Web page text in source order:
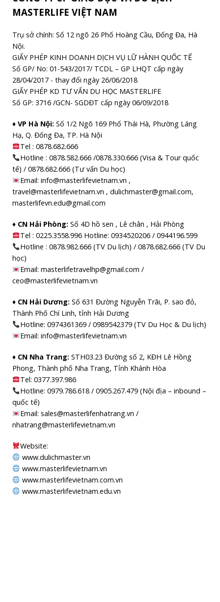
MASTERLIFE VIỆT NAM
Trụ sở chính: Số 12 ngõ 26 Phố Hoàng Cầu, Đống Đa, Hà
Nội.
GIẤY PHÉP KINH DOANH DỊCH VỤ LỮ HÀNH QUỐC TẾ
Số GP/ No: 01-543/2017/ TCDL – GP LHQT cấp ngày
28/04/2017 - thay đổi ngày 26/06/2018
GIẤY PHÉP KD TƯ VẤN DU HỌC MASTERLIFE
Số GP: 3716 /GCN- SGDĐT cấp ngày 06/09/2018
♦ VP Hà Nội: Số 1/2 Ngõ 169 Phố Thái Hà, Phường Láng
Hạ, Q. Đống Đa, TP. Hà Nội
Tel :0878.682.666
Hotline : 0878.582.666 /0878.330.666 (Visa & Tour quốc
tế) / 0878.682.666 (Tư vấn Du học)
Email: info@masterlifevietnam.vn ,
travel@masterlifevietnam.vn , dulichmaster@gmail.com,
masterlifevn.edu@gmail.com
♦ CN Hải Phòng: Số 4D hồ sen , Lê chân , Hải Phòng
Tel : 0225.3558.996 Hotline: 0934520206 / 0944196.599
Hotline : 0878.982.666 (TV Du lịch) / 0878.682.666 (TV Du
học)
Email: masterlifetravelhp@gmail.com /
ceo@masterlifevietnam.vn
♦ CN Hải Dương: Số 631 Đường Nguyễn Trãi, P. sao đỏ,
Thành Phố Chí Linh, tỉnh Hải Dương
Hotline: 0974361369 / 0989542379 (TV Du Học & Du lịch)
Email: info@masterlifevietnam.vn
♦ CN Nha Trang: STH03.23 Đường số 2, KĐH Lê Hồng
Phong, Thành phố Nha Trang, Tỉnh Khánh Hòa
Tel: 0377.397.986
Hotline: 0979.786.618 / 0905.267.479 (Nội địa – inbound –
quốc tế)
Email: sales@masterlifenhatrang.vn /
nhatrang@masterlifevietnam.vn
Website:
www.dulichmaster.vn
www.masterlifevietnam.vn
www.masterlifevietnam.com.vn
www.masterlifevietnam.edu.vn